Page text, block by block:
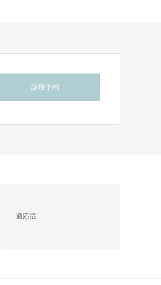
診療予約
適応症